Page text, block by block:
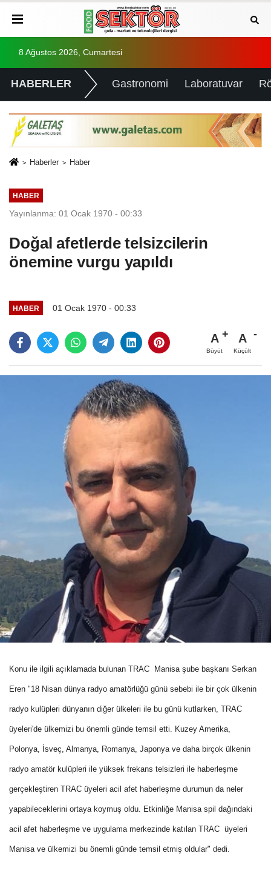
8 Ağustos 2026, Cumartesi
HABERLER Gastronomi Laboratuvar
Haberler Haber
HABER
Yayınlanma: 01 Ocak 1970 - 00:33
Doğal afetlerde telsizcilerin
önemine vurgu yapıldı
HABER 01 Ocak 1970 - 00:33
A
Büyüt
A
Küçült
Konu ile ilgili açıklamada bulunan TRAC Manisa şube başkanı Serkan
Eren "18 Nisan dünya radyo amatörlüğü günü sebebi ile bir çok ülkenin
radyo kulüpleri dünyanın diğer ülkeleri ile bu günü kutlarken, TRAC
üyeleri'de ülkemizi bu önemli günde temsil etti. Kuzey Amerika,
Polonya, İsveç, Almanya, Romanya, Japonya ve daha birçok ülkenin
radyo amatör kulüpleri ile yüksek frekans telsizleri ile haberleşme
gerçekleştiren TRAC üyeleri acil afet haberleşme durumun da neler
yapabileceklerini ortaya koymuş oldu. Etkinliğe Manisa spil dağındaki
acil afet haberleşme ve uygulama merkezinde katılan TRAC üyeleri
Manisa ve ülkemizi bu önemli günde temsil etmiş oldular" dedi.